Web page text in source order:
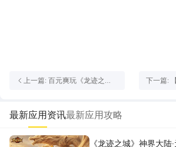
上一篇: 百元爽玩《龙迹之
下一篇:
最新应用资讯最新应用攻略
《龙迹之城》神界大陆